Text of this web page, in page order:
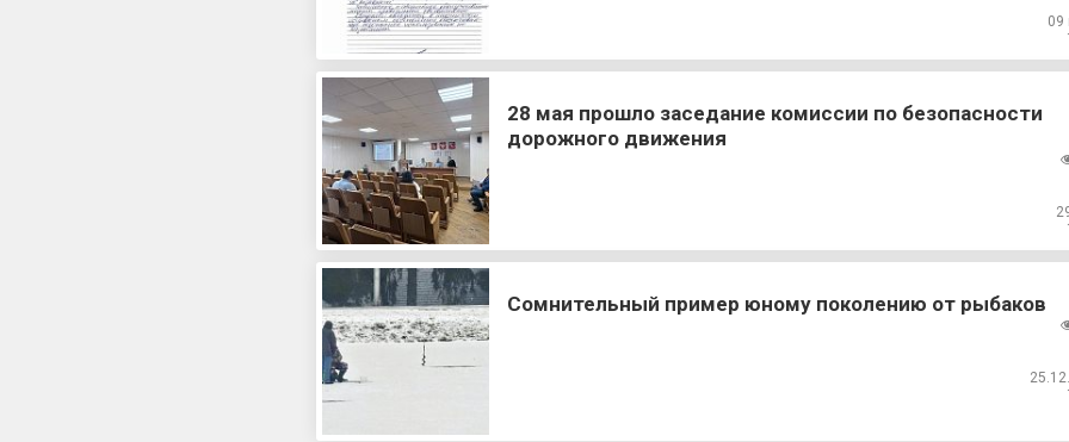
09
28 мая прошло заседание комиссии по безопасности
дорожного движения
Сомнительный пример юному поколению от рыбаков